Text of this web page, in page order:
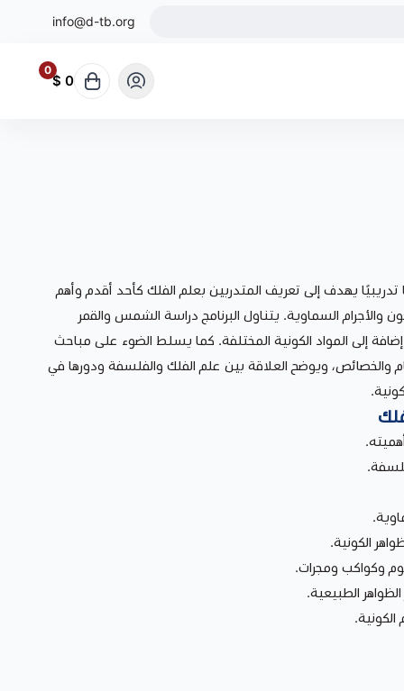
info@d-tb.org
0
0 $
تدريبيًا يهدف إلى تعريف المتدربين بعلم الفلك كأحد أقدم وأهم
والأجرام السماوية. يتناول البرنامج دراسة الشمس والقمر
إلى المواد الكونية المختلفة. كما يسلط الضوء على مباحث
والخصائص، ويوضح العلاقة بين علم الفلك والفلسفة ودورها في
الكونية.
وكواكب ومجرات.
الطبيعية.
الكونية.